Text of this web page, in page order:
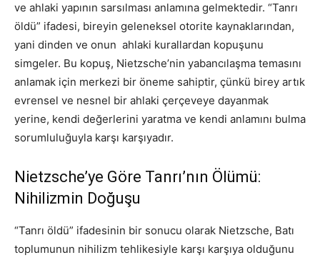
ve ahlaki yapının sarsılması anlamına gelmektedir. “Tanrı
öldü” ifadesi, bireyin geleneksel otorite kaynaklarından,
yani dinden ve onun ahlaki kurallardan kopuşunu
simgeler. Bu kopuş, Nietzsche’nin yabancılaşma temasını
anlamak için merkezi bir öneme sahiptir, çünkü birey artık
evrensel ve nesnel bir ahlaki çerçeveye dayanmak
yerine, kendi değerlerini yaratma ve kendi anlamını bulma
sorumluluğuyla karşı karşıyadır.
Nietzsche’ye Göre Tanrı’nın Ölümü:
Nihilizmin Doğuşu
“Tanrı öldü” ifadesinin bir sonucu olarak Nietzsche, Batı
toplumunun nihilizm tehlikesiyle karşı karşıya olduğunu